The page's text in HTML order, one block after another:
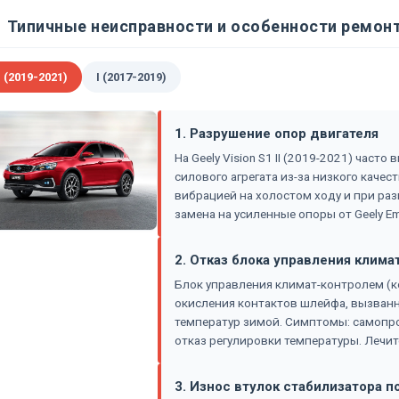
Типичные неисправности и особенности
(2019-2021) I (2017-2019)
1. Разрушение опор двигателя
На Geely Vision S1 II (2019-2021)
силового агрегата из-за низкого
вибрацией на холостом ходу и при
замена на усиленные опоры от Geely
2. Отказ блока управления
Блок управления климат-контролем
окисления контактов шлейфа,
температур зимой. Симптомы:
отказ регулировки температуры.
3. Износ втулок стабилизатора